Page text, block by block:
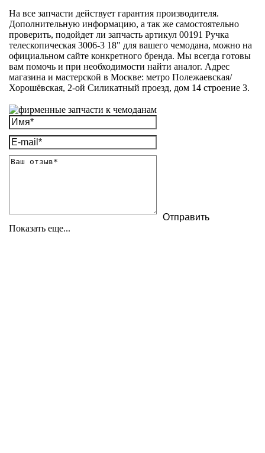
На все запчасти действует гарантия производителя.
Дополнительную информацию, а так же самостоятельно
проверить, подойдет ли запчасть артикул 00191 Ручка
телескопическая 3006-3 18" для вашего чемодана, можно на
официальном сайте конкретного бренда. Мы всегда готовы
вам помочь и при необходимости найти аналог. Адрес
магазина и мастерской в Москве: метро Полежаевская/
Хорошёвская, 2-ой Силикатный проезд, дом 14 строение 3.
Показать еще...